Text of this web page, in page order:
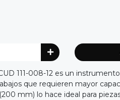
111-008-12 es un
que requieren mayor
mm) lo hace ideal para